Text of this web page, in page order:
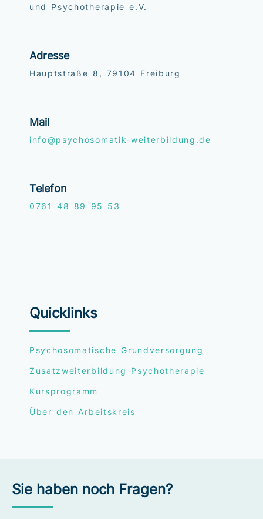
und Psychotherapie e.V.
Adresse
Hauptstraße 8, 79104 Freiburg
Mail
info@psychosomatik-weiterbildung.de
Telefon
076148 89 95 53
Quicklinks
Psychosomatische Grundversorgung
Zusatzweiterbildung Psychotherapie
Kursprogramm
Über den Arbeitskreis
Sie haben noch Fragen?